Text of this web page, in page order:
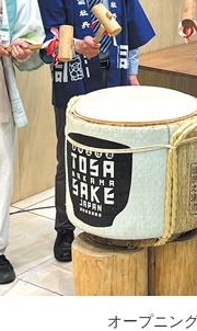
オープニン